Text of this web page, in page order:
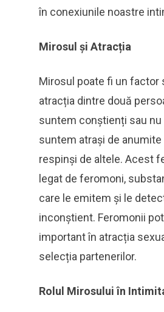
în conexiunile noastre
Mirosul și Atracția
Mirosul poate fi un factor
atracția dintre două
suntem conștienți sau nu
suntem atrași de
respinși de altele. Acest
legat de feromoni,
care le emitem și le
inconștient. Feromonii
important în atracția
selecția partenerilor.
Rolul Mirosului în